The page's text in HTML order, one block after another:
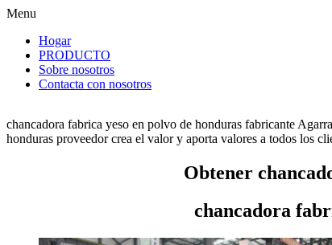
Menu
Hogar
PRODUCTO
Sobre nosotros
Contacta con nosotros
chancadora fabrica yeso en polvo de honduras fabricante
honduras proveedor crea el valor y aporta valores a todos los
Obtener
chancadora